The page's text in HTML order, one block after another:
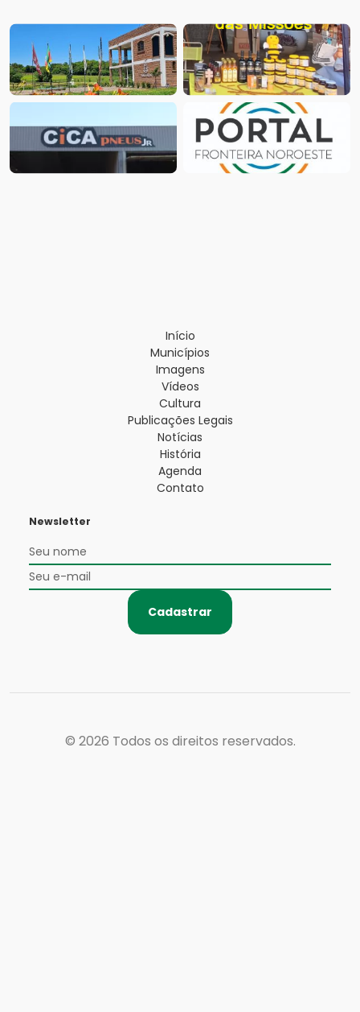
Início
Municípios
Imagens
Vídeos
Cultura
Publicações Legais
Notícias
História
Agenda
Contato
Newsletter
Cadastrar
© 2026 Todos os direitos reservados.